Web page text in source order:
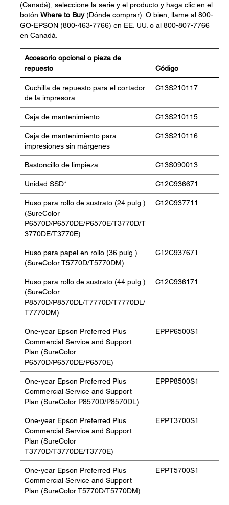
(Canadá), seleccione la serie y el producto y haga clic en el
botón Where to Buy(Dónde comprar). O bien, llame al 800-
GO-EPSON (800-463-7766) en EE. UU. o al 800-807-7766
en Canadá.
Accesorio opcional o pieza de
repuesto
Código
Cuchilla de repuesto para el cortador
de la impresora
C13S210117
Caja de mantenimiento C13S210115
Caja de mantenimiento para
impresiones sin márgenes
C13S210116
Bastoncillo de limpieza C13S090013
Unidad SSD* C12C936671
Huso para rollo de sustrato (24 pulg.)
(SureColor
P6570D/P6570DE/P6570E/T3770D/T
3770DE/T3770E)
C12C937711
Huso para papel en rollo (36 pulg.)
(SureColor T5770D/T5770DM)
C12C937671
Huso para rollo de sustrato (44 pulg.)
(SureColor
P8570D/P8570DL/T7770D/T7770DL/
T7770DM)
C12C936171
One-year Epson Preferred Plus
Commercial Service and Support
Plan (SureColor
P6570D/P6570DE/P6570E)
EPPP6500S1
One-year Epson Preferred Plus
Commercial Service and Support
Plan (SureColor P8570D/P8570DL)
EPPP8500S1
One-year Epson Preferred Plus
Commercial Service and Support
Plan (SureColor
T3770D/T3770DE/T3770E)
EPPT3700S1
One-year Epson Preferred Plus
Commercial Service and Support
Plan (SureColor T5770D/T5770DM)
EPPT5700S1